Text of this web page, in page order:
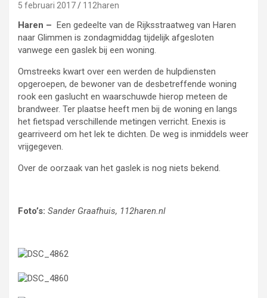
5 februari 2017 112haren
Haren – Een gedeelte van de Rijksstraatweg van Haren
naar Glimmen is zondagmiddag tijdelijk afgesloten
vanwege een gaslek bij een woning.
Omstreeks kwart over een werden de hulpdiensten
opgeroepen, de bewoner van de desbetreffende woning
rook een gaslucht en waarschuwde hierop meteen de
brandweer. Ter plaatse heeft men bij de woning en langs
het fietspad verschillende metingen verricht. Enexis is
gearriveerd om het lek te dichten. De weg is inmiddels weer
vrijgegeven.
Over de oorzaak van het gaslek is nog niets bekend.
Foto’s: Sander Graafhuis, 112haren.nl